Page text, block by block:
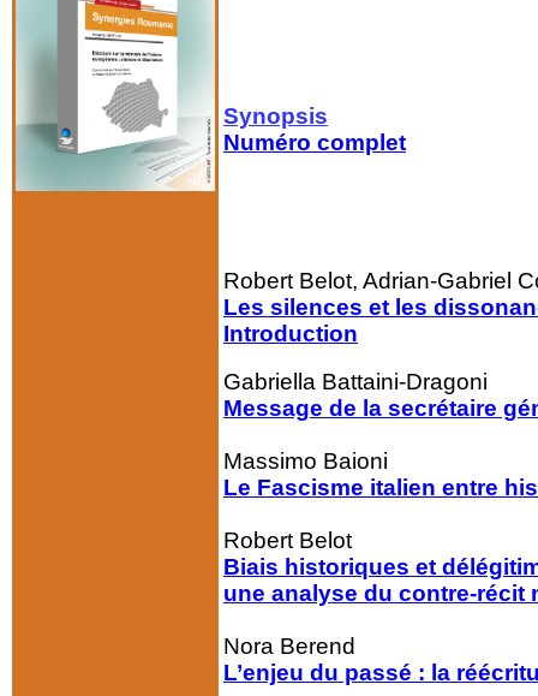
Synopsis
Numéro complet
Robert Belot, Adrian-Gabriel
Les silences et les
Introduction
Gabriella Battaini-Dragoni
Message de la secrétaire
Massimo Baioni
Le Fascisme italien entre
Robert Belot
Biais historiques et
une analyse du contre-récit
Nora Berend
L’enjeu du passé : la